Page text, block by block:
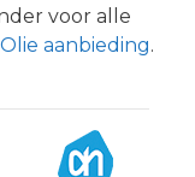
voor alle
Olie aanbieding.